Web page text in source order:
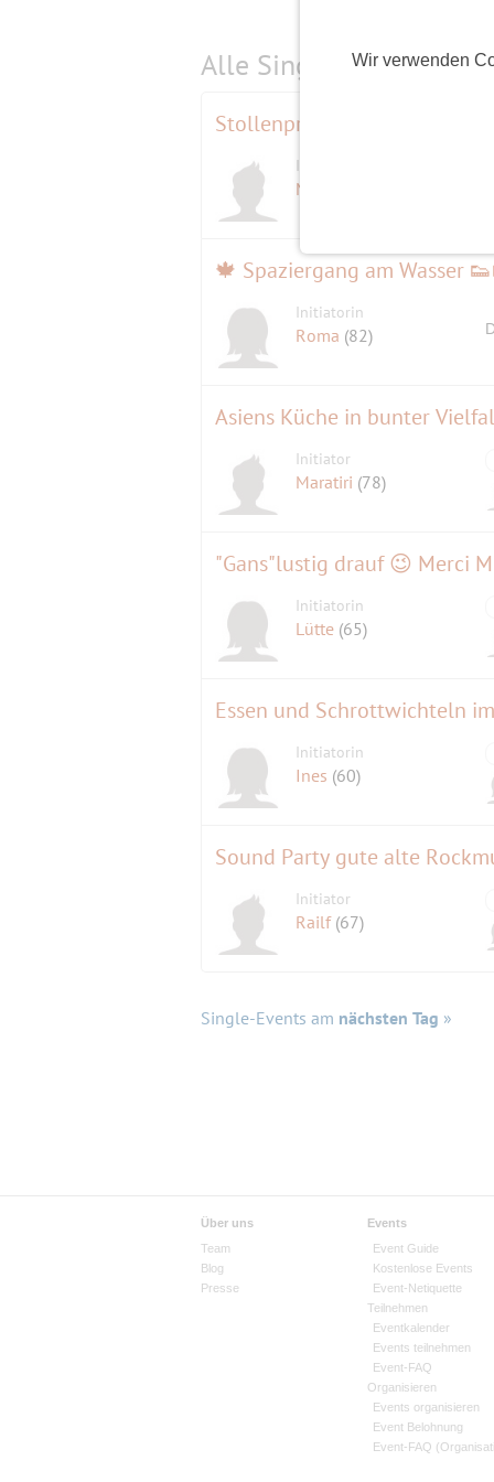
Wir verwenden
Alle Single-Events am
Stollenprüfung der Bäcker-
Initiator
Maratiri
Initiatorin
Roma (82)
Asiens Küche in bunter
Initiator
Maratiri (78)
"Gans"lustig drauf 😉 Merci
Initiatorin
Lütte (65)
Essen und Schrottwichteln
Initiatorin
Ines (60)
Sound Party gute alte
Initiator
Railf (67)
Single-Events am nächsten Tag »
Über uns
Team
Blog
Presse
Events
Event Guide
Kostenlose Events
Event-Netiquette
Teilnehmen
Eventkalender
Events teilnehmen
Event-FAQ
Organisieren
Events organisieren
Event Belohnung
Event-FAQ